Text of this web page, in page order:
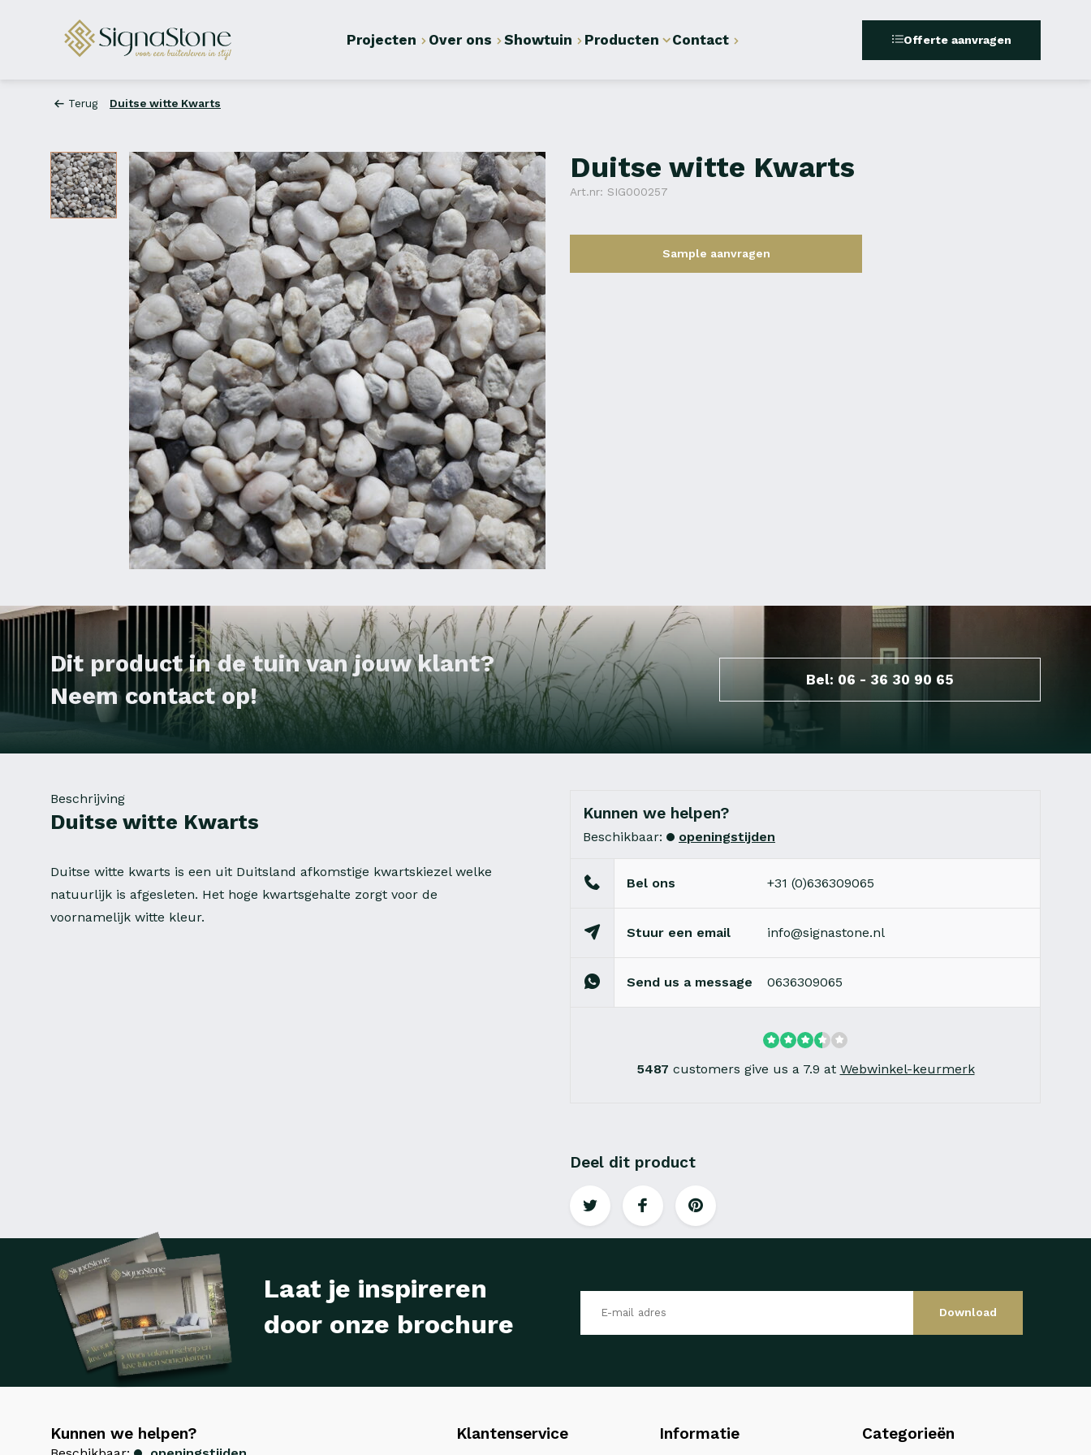
Projecten Over ons Showtuin Producten Contact Offerte aanvragen
Terug Duitse witte Kwarts
Duitse witte Kwarts
Art.nr: SIG000257
Sample aanvragen
Dit product in de tuin van jouw klant?
Neem contact op!
Bel: 06 - 36 30 90 65
Beschrijving
Duitse witte Kwarts
Duitse witte kwarts is een uit Duitsland afkomstige kwartskiezel welke
natuurlijk is afgesleten. Het hoge kwartsgehalte zorgt voor de
voornamelijk witte kleur.
Kunnen we helpen?
Beschikbaar: openingstijden
Bel ons +31 (0)636309065
Stuur een email info@signastone.nl
Send us a message 0636309065
5487 customers give us a 7.9 at Webwinkel-keurmerk
Deel dit product
Laat je inspireren
door onze brochure
Download
Kunnen we helpen? Klantenservice Informatie Categorieën